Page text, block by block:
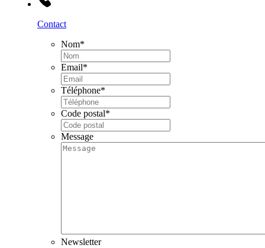
Contact
Nom*
Email*
Téléphone*
Code postal*
Message
Newsletter